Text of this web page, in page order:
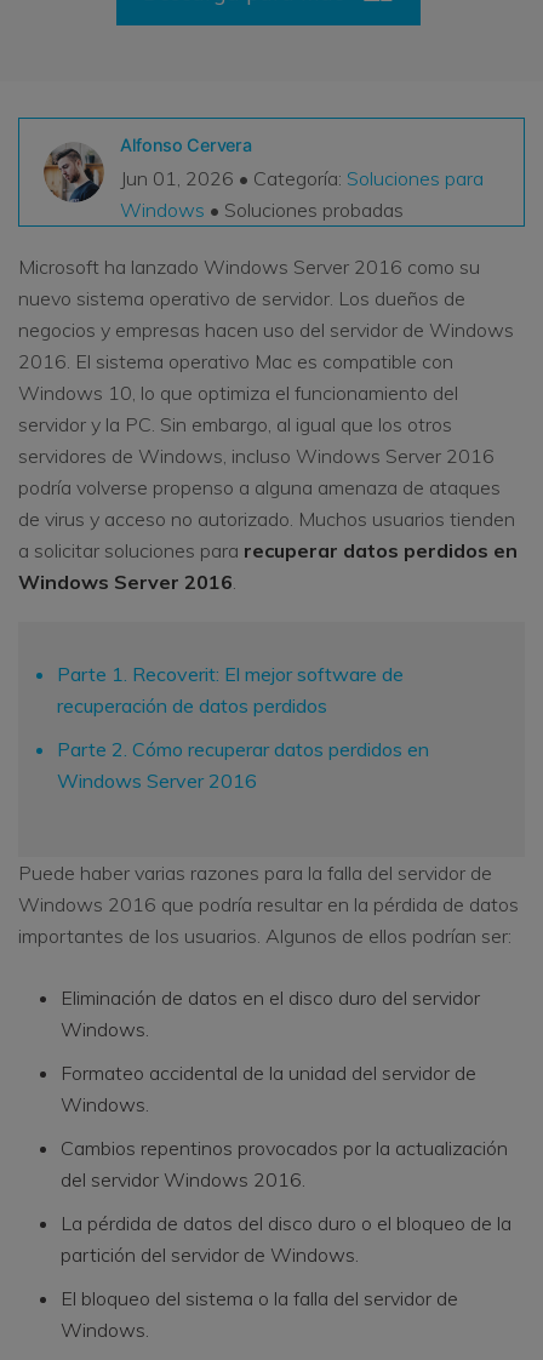
Pruébalo Gratis
Otros Productos
Repairit - Reparar Datos
UBackit - Respaldar Datos
VER TODAS LAS FUNCIONES
Alfonso Cervera
Jun 01, 2026 • Categoría: Soluciones para
Windows • Soluciones probadas
Microsoft ha lanzado Windows Server 2016 como su
nuevo sistema operativo de servidor. Los dueños de
negocios y empresas hacen uso del servidor de Windows
2016. El sistema operativo Mac es compatible con
Windows 10, lo que optimiza el funcionamiento del
servidor y la PC. Sin embargo, al igual que los otros
servidores de Windows, incluso Windows Server 2016
podría volverse propenso a alguna amenaza de ataques
de virus y acceso no autorizado. Muchos usuarios tienden
a solicitar soluciones para recuperar datos perdidos en
Windows Server 2016.
Parte 1. Recoverit: El mejor software de
recuperación de datos perdidos
Parte 2. Cómo recuperar datos perdidos en
Windows Server 2016
Puede haber varias razones para la falla del servidor de
Windows 2016 que podría resultar en la pérdida de datos
importantes de los usuarios. Algunos de ellos podrían ser:
Eliminación de datos en el disco duro del servidor
Windows.
Formateo accidental de la unidad del servidor de
Windows.
Cambios repentinos provocados por la actualización
del servidor Windows 2016.
La pérdida de datos del disco duro o el bloqueo de la
partición del servidor de Windows.
El bloqueo del sistema o la falla del servidor de
Windows.